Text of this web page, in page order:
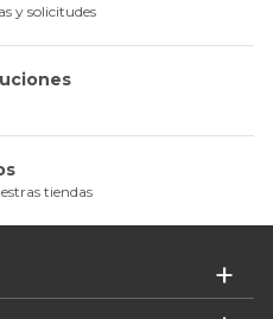
y solicitudes
tiendas